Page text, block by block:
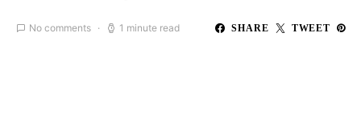
No comments 1 minute read SHARE TWEET